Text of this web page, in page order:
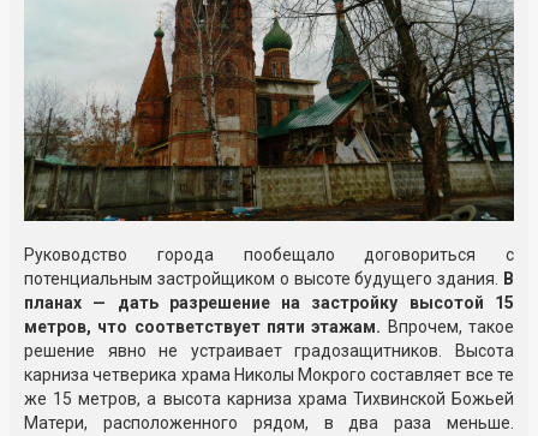
Руководство города пообещало договориться с
потенциальным застройщиком о высоте будущего здания. В
планах — дать разрешение на застройку высотой 15
метров, что соответствует пяти этажам. Впрочем, такое
решение явно не устраивает градозащитников. Высота
карниза четверика храма Николы Мокрого составляет все те
же 15 метров, а высота карниза храма Тихвинской Божьей
Матери, расположенного рядом, в два раза меньше.